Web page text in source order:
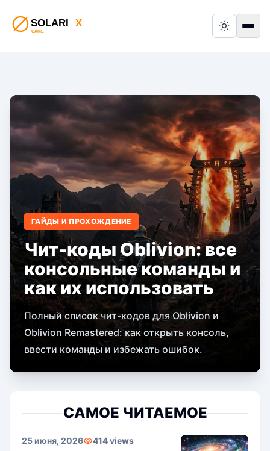
Switch to
ГАЙДЫ И ПРОХОЖДЕНИЕ
Чит-коды Oblivion: все
консольные команды и
как их использовать
Полный список чит-кодов для Oblivion и
Oblivion Remastered: как открыть консоль,
ввести команды и избежать ошибок.
САМОЕ ЧИТАЕМОЕ
25 июня, 2026 414 views